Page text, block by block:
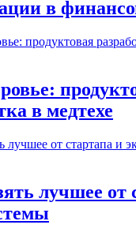
в
в медтехе
лучшее от